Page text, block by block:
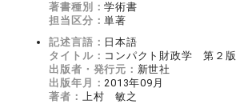
著書種別：学術書
担当区分：単著
記述言語： 日本語
タイトル： コンパクト財政学 第２版
出版者・発行元： 新世社
出版年月：2013年09月
著者： 上村 敏之